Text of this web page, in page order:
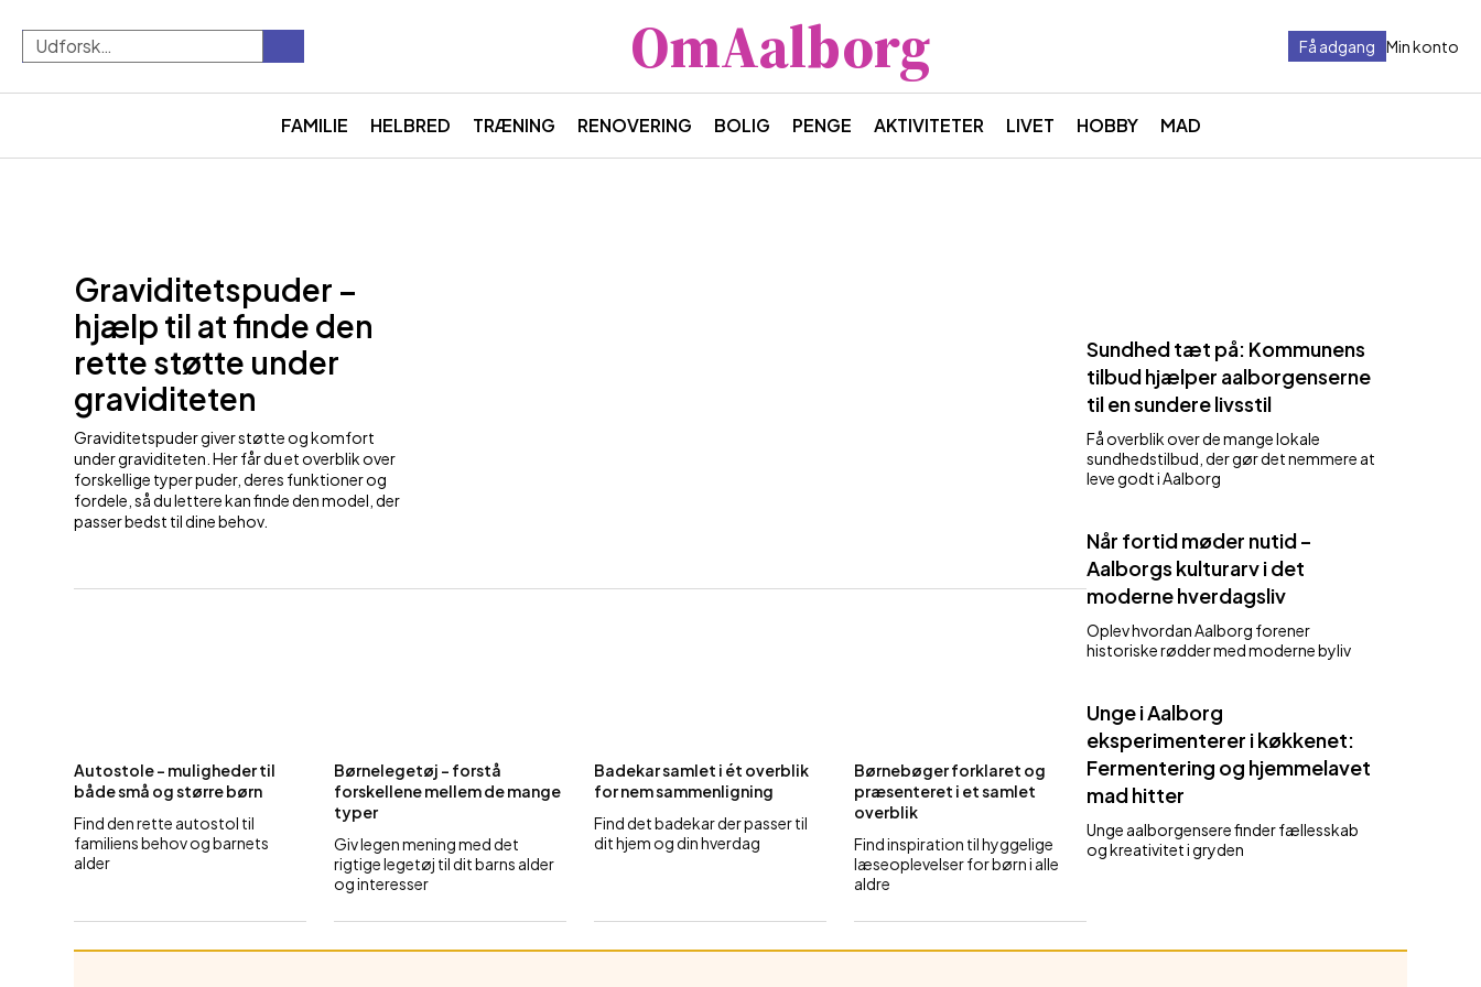
OmAalborg Min konto
Få adgang
FAMILIE HELBRED TRÆNING RENOVERING BOLIG PENGE AKTIVITETER LIVET HOBBY MAD
Graviditetspuder –
hjælp til at finde den
rette støtte under
graviditeten
Graviditetspuder giver støtte og komfort
under graviditeten. Her får du et overblik over
forskellige typer puder, deres funktioner og
fordele, så du lettere kan finde den model, der
passer bedst til dine behov.
Autostole – muligheder til
både små og større børn
Find den rette autostol til
familiens behov og barnets
alder
Børnelegetøj – forstå
forskellene mellem de mange
typer
Giv legen mening med det
rigtige legetøj til dit barns alder
og interesser
Badekar samlet i ét overblik
for nem sammenligning
Find det badekar der passer til
dit hjem og din hverdag
Børnebøger forklaret og
præsenteret i et samlet
overblik
Find inspiration til hyggelige
læseoplevelser for børn i alle
aldre
Sundhed tæt på: Kommunens
tilbud hjælper aalborgenserne
til en sundere livsstil
Få overblik over de mange lokale
sundhedstilbud, der gør det nemmere at
leve godt i Aalborg
Når fortid møder nutid –
Aalborgs kulturarv i det
moderne hverdagsliv
Oplev hvordan Aalborg forener
historiske rødder med moderne byliv
Unge i Aalborg
eksperimenterer i køkkenet:
Fermentering og hjemmelavet
mad hitter
Unge aalborgensere finder fællesskab
og kreativitet i gryden